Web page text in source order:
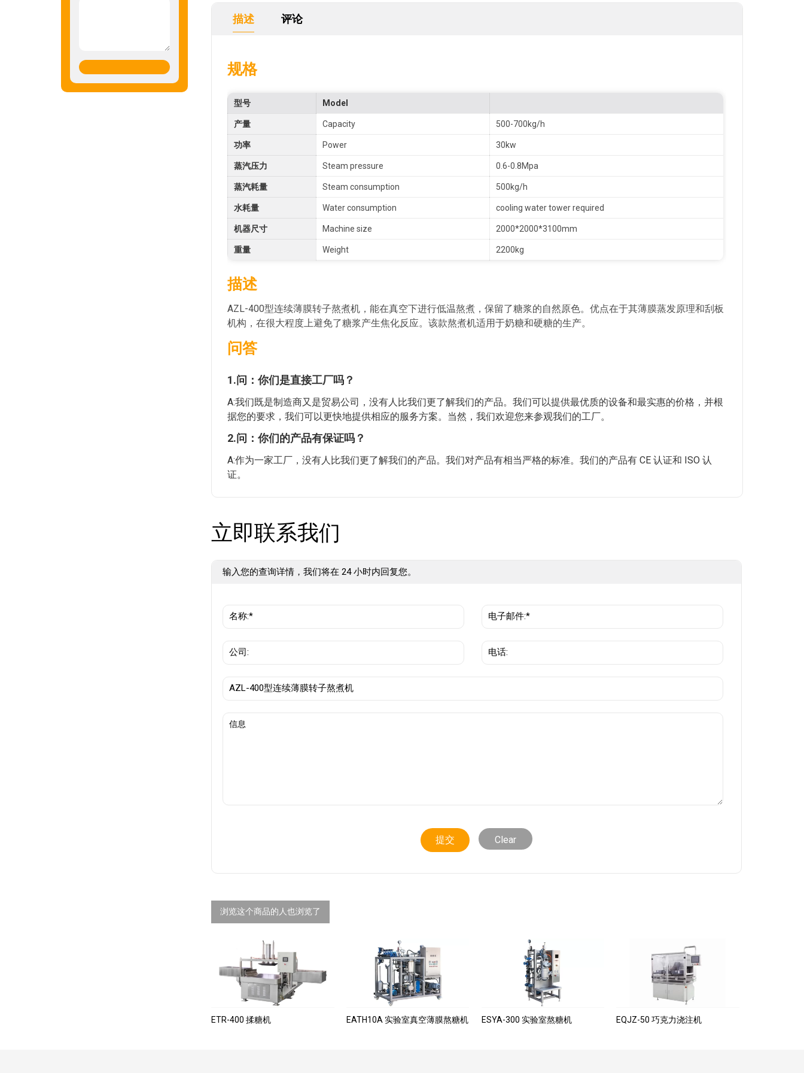
描述 评论
规格
型号 Model
产量 Capacity 500-700kg/h
功率 Power 30kw
蒸汽压力 Steam pressure 0.6-0.8Mpa
蒸汽耗量 Steam consumption 500kg/h
水耗量 Water consumption cooling water tower required
机器尺寸 Machine size 2000*2000*3100mm
重量 Weight 2200kg
描述
AZL-400型连续薄膜转子熬煮机，能在真空下进行低温熬煮，保留了糖浆的自然原色。优点在于其薄膜蒸发原理和刮板
机构，在很大程度上避免了糖浆产生焦化反应。该款熬煮机适用于奶糖和硬糖的生产。
问答
1.问：你们是直接工厂吗？
A:我们既是制造商又是贸易公司，没有人比我们更了解我们的产品。我们可以提供最优质的设备和最实惠的价格，并根
据您的要求，我们可以更快地提供相应的服务方案。当然，我们欢迎您来参观我们的工厂。
2.问：你们的产品有保证吗？
A:作为一家工厂，没有人比我们更了解我们的产品。我们对产品有相当严格的标准。我们的产品有 CE 认证和 ISO 认
证。
立即联系我们
输入您的查询详情，我们将在 24 小时内回复您。
Clear
浏览这个商品的人也浏览了
ETR-400 揉糖机 EATH10A 实验室真空薄膜熬糖机 ESYA-300 实验室熬糖机 EQJZ-50 巧克力浇注机